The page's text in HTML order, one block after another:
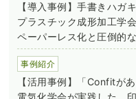
【導入事例】手書きハガ
プラスチック成形加工学
ペーパーレス化と圧倒的
事例紹介
【活用事例】「Confitが
電気化学会が実践した、